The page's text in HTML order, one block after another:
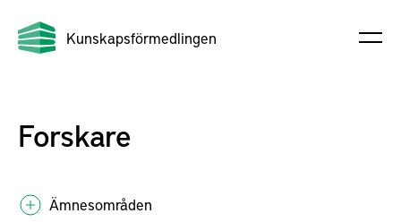
Kunskapsförmedlingen
Forskare
Ämnesområden